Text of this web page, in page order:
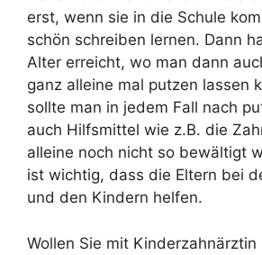
erst, wenn sie in die Schule
schön schreiben lernen. Dann
Alter erreicht, wo man dann
ganz alleine mal putzen lassen
sollte man in jedem Fall nach
auch Hilfsmittel wie z.B. die
alleine noch nicht so bewältigt
ist wichtig, dass die Eltern bei
und den Kindern helfen.
Wollen Sie mit Kinderzahnärztin